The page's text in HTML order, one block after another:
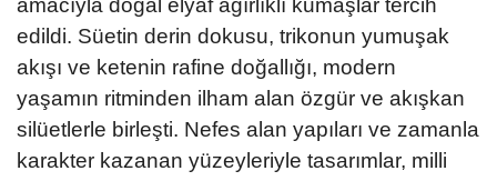
amacıyla doğal elyaf ağırlıklı kumaşlar tercih
edildi. Süetin derin dokusu, trikonun yumuşak
akışı ve ketenin rafine doğallığı, modern
yaşamın ritminden ilham alan özgür ve akışkan
silüetlerle birleşti. Nefes alan yapıları ve zamanla
karakter kazanan yüzeyleriyle tasarımlar, milli